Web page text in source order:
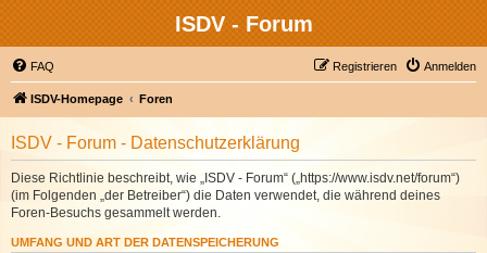
ISDV - Forum
FAQ Anmelden
Registrieren
ISDV-Homepage Foren
ISDV - Forum - Datenschutzerklärung
Diese Richtlinie beschreibt, wie „ISDV - Forum“ („https://www.isdv.net/forum“)
(im Folgenden „der Betreiber“) die Daten verwendet, die während deines
Foren-Besuchs gesammelt werden.
UMFANG UND ART DER DATENSPEICHERUNG